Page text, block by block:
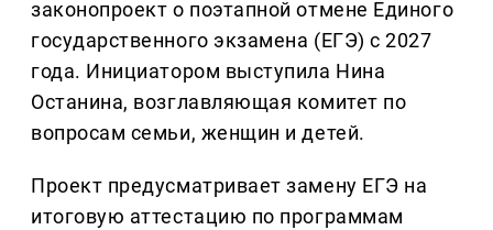
законопроект о поэтапной отмене Единого
государственного экзамена (ЕГЭ) с 2027
года. Инициатором выступила Нина
Останина, возглавляющая комитет по
вопросам семьи, женщин и детей.
Проект предусматривает замену ЕГЭ на
итоговую аттестацию по программам